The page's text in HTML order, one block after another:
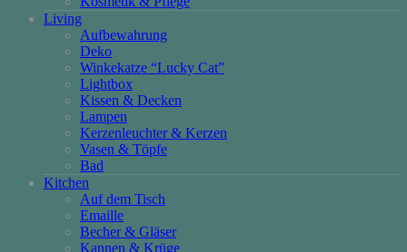
Living
Aufbewahrung
Deko
Winkekatze “Lucky Cat”
Lightbox
Kissen & Decken
Lampen
Kerzenleuchter & Kerzen
Vasen & Töpfe
Bad
Kitchen
Auf dem Tisch
Emaille
Becher & Gläser
Kannen & Krüge